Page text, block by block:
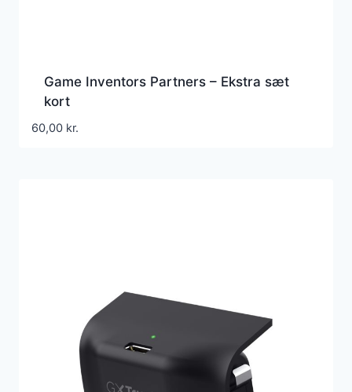
Game Inventors Partners – Ekstra sæt
kort
60,00 kr.